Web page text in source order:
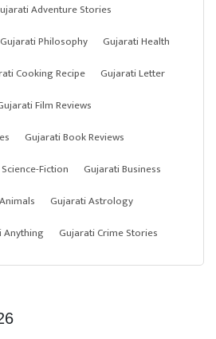
Adventure Stories
Gujarati Philosophy
Gujarati Health
Cooking Recipe
Gujarati Letter
Film Reviews
Gujarati Book Reviews
Fiction
Gujarati Business
Gujarati Astrology
Anything Gujarati Crime Stories